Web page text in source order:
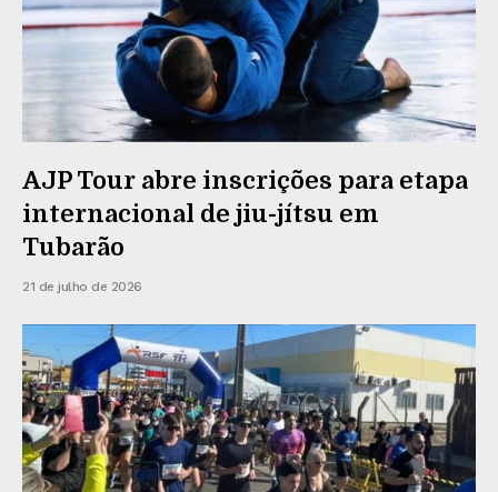
AJP Tour abre inscrições para etapa
internacional de jiu-jítsu em
Tubarão
21 de julho de 2026